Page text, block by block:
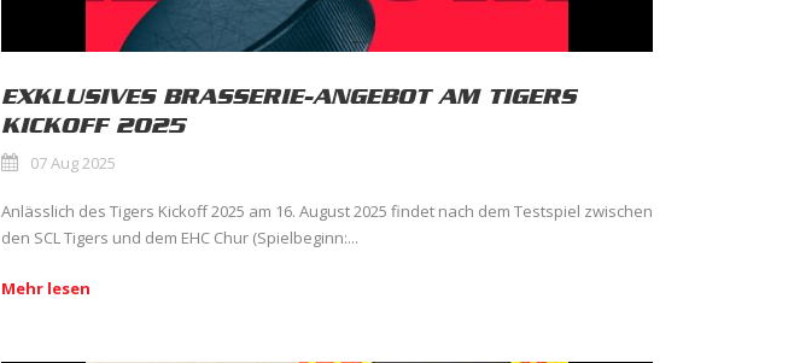
EXKLUSIVES BRASSERIE-ANGEBOT AM TIGERS
KICKOFF 2025
07 Aug 2025
Anlässlich des Tigers Kickoff 2025 am 16. August 2025 findet nach dem Testspiel zwischen
den SCL Tigers und dem EHC Chur (Spielbeginn:...
Mehr lesen